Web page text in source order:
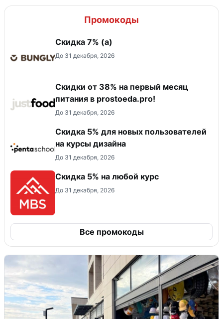
Промокоды
Скидка ​7% (а)
До 31 декабря, 2026
​Скидки от 38% на первый месяц
питания в prostoeda.pro!
До 31 декабря, 2026
Скидка 5% для новых пользователей
на курсы дизайна
До 31 декабря, 2026
Скидка 5% на любой курс
До 31 декабря, 2026
Все промокоды